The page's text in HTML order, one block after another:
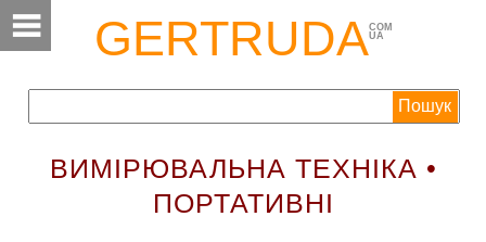
GERTRUDACOM
UA
ВИМІРЮВАЛЬНА ТЕХНІКА •
ПОРТАТИВНІ